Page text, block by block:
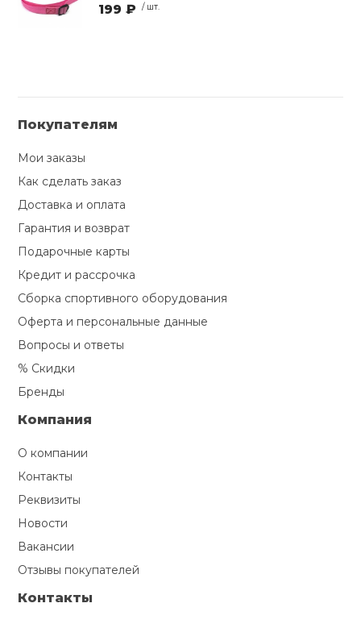
199 ₽ / шт.
Покупателям
Мои заказы
Как сделать заказ
Доставка и оплата
Гарантия и возврат
Подарочные карты
Кредит и рассрочка
Сборка спортивного оборудования
Оферта и персональные данные
Вопросы и ответы
% Скидки
Бренды
Компания
О компании
Контакты
Реквизиты
Новости
Вакансии
Отзывы покупателей
Контакты